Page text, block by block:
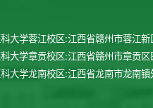
大学蓉江校区:江西省赣州市蓉江
大学章贡校区:江西省赣州市章贡
大学龙南校区:江西省龙南市龙南